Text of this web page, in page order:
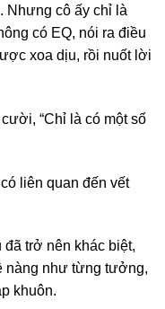
Nhưng cô ấy chỉ là
có EQ, nói ra điều
xoa dịu, rồi nuốt lời
“Chỉ là có một số
liên quan đến vết
trở nên khác biệt,
nàng như từng tưởng,
khuôn.